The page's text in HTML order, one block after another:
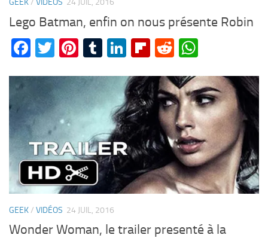
GEEK/ VIDÉOS 24 JUIL, 2016
Lego Batman, enfin on nous présente Robin
Facebook
Twitter
Pinterest
Tumblr
LinkedIn
Flipboard
Reddit
GEEK/ VIDÉOS 24 JUIL, 2016
Wonder Woman, le trailer presenté à la